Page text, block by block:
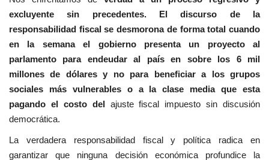
excluyente sin precedentes. El discurso de la
responsabilidad fiscal se desmorona de forma total cuando
en la semana el gobierno presenta un proyecto al
parlamento para endeudar al país en sobre los 6 mil
millones de dólares y no para beneficiar a los grupos
sociales más vulnerables o a la clase media que esta
pagando el costo delajuste fiscal impuesto sin discusión
democrática.
La verdadera responsabilidad fiscal y política radica en
garantizar que ninguna decisión económica profundice la